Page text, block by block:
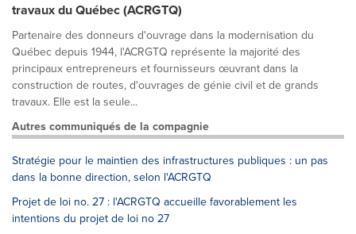
travaux du Québec (ACRGTQ)
Partenaire des donneurs d'ouvrage dans la modernisation du
Québec depuis 1944, l'ACRGTQ représente la majorité des
principaux entrepreneurs et fournisseurs œuvrant dans la
construction de routes, d'ouvrages de génie civil et de grands
travaux. Elle est la seule...
Autres communiqués de la compagnie
Stratégie pour le maintien des infrastructures publiques : un pas
dans la bonne direction, selon l'ACRGTQ
Projet de loi no. 27 : l'ACRGTQ accueille favorablement les
intentions du projet de loi no 27